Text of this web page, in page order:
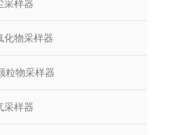
采样器
化物采样器
粒物采样器
采样器